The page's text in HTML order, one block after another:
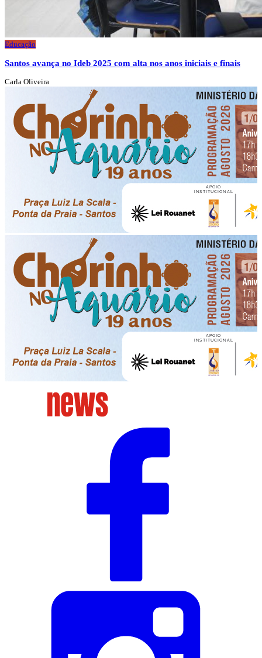
Educação
Santos avança no Ideb 2025 com alta nos anos iniciais e finais
Carla Oliveira